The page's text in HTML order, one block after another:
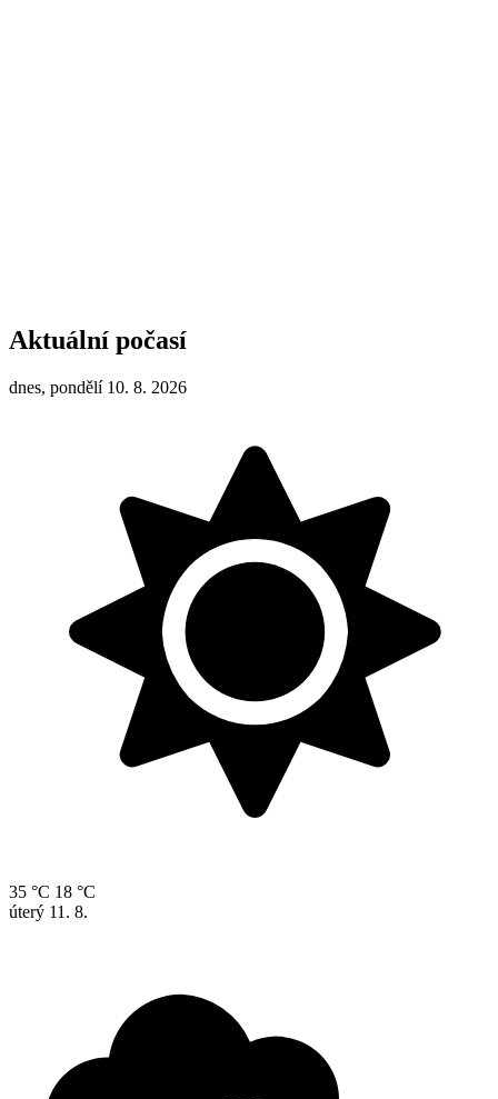
Aktuální počasí
dnes, pondělí 10. 8. 2026
35 °C 18 °C
úterý 11. 8.